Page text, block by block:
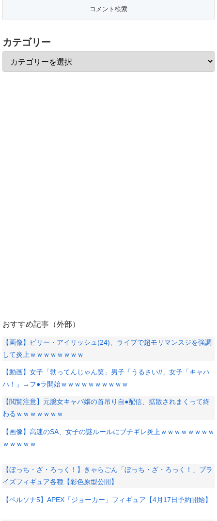
カテゴリー
おすすめ記事（外部）
【画像】ビリー・アイリッシュ(24)、ライブで超モリマンスジを強調
して炎上ｗｗｗｗｗｗｗｗ
【動画】女子「勃ってんじゃん笑」男子「うるさい//」女子「キャハ
ハ！」→フ●ラ開始ｗｗｗｗｗｗｗｗｗｗ
【閲覧注意】元臆女キャバ嬢の首吊り自●配信、拡散されまくって終
わるｗｗｗｗｗｗｗ
【画像】高速のSA、女子の謎ルールにブチギレ炎上ｗｗｗｗｗｗｗｗ
ｗｗｗｗｗ
【ぼっち・ざ・ろっく！】きゃらごん「ぼっち・ざ・ろっく！」プラ
イズフィギュア各種【彩色原型公開】
【ペルソナ5】APEX「ジョーカー」フィギュア【4月17日予約開始】